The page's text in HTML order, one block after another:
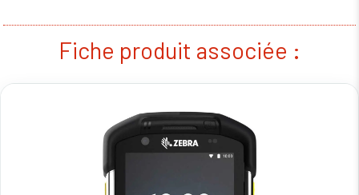
Fiche produit associée :